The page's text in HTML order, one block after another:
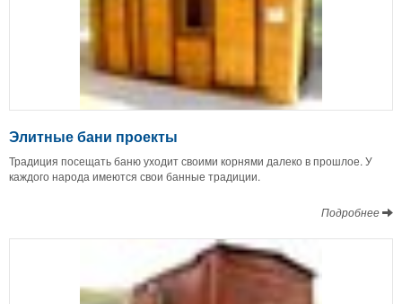
Элитные бани проекты
Традиция посещать баню уходит своими корнями далеко в прошлое. У
каждого народа имеются свои банные традиции.
Подробнее